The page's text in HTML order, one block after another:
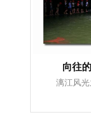
向往
漓江风